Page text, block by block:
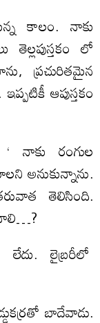
కాలం. నాకు
లో
ప్రచురితమైన
ఆపుస్తకం
నాకు రంగుల
అనుకున్నాను.
తెలిసింది.
లైబ్రరీలో
బాదేవాడు.